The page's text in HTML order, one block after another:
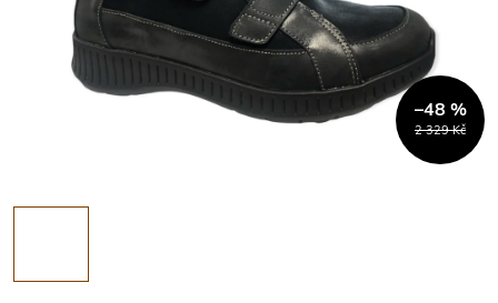
2 329 Kč
–48 %